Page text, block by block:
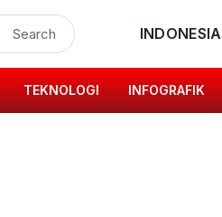
Search INDONESIA
TEKNOLOGI INFOGRAFIK